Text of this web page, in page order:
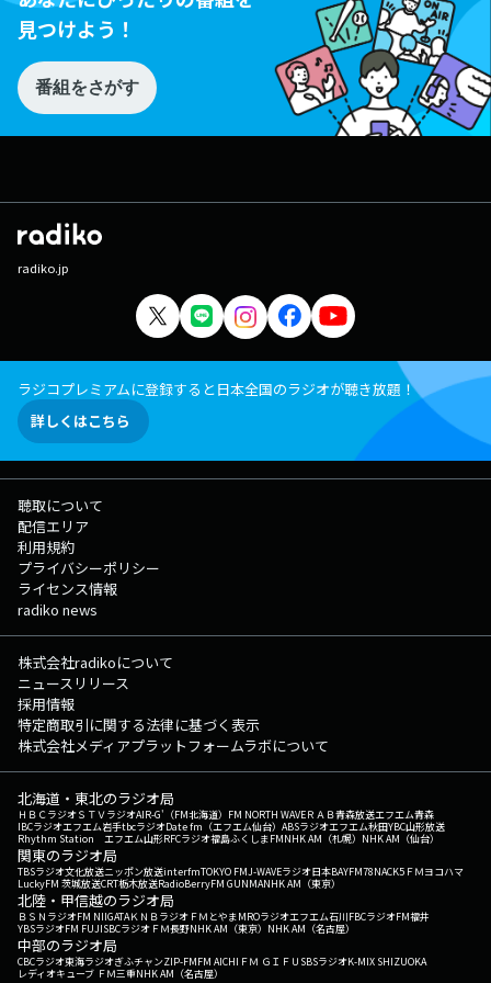
見つけよう！
番組をさがす
radiko.jp
ラジコプレミアムに登録すると日本全国のラジオが聴き放題！
詳しくはこちら
聴取について
配信エリア
利用規約
プライバシーポリシー
ライセンス情報
radiko news
株式会社radikoについて
ニュースリリース
採用情報
特定商取引に関する法律に基づく表示
株式会社メディアプラットフォームラボについて
北海道・東北のラジオ局
ＨＢＣラジオＳＴＶラジオAIR-G'（FM北海道） FM NORTH WAVEＲＡＢ青森放送エフエム青森
IBCラジオエフエム岩手tbcラジオDate fm（エフエム仙台） ABSラジオエフエム秋田YBC山形放送
Rhythm Station エフエム山形RFCラジオ福島ふくしまFMNHK AM（札幌） NHK AM（仙台）
関東のラジオ局
TBSラジオ文化放送ニッポン放送interfmTOKYO FMJ-WAVEラジオ日本BAYFM78NACK5 ＦＭヨコハマ
LuckyFM 茨城放送CRT栃木放送RadioBerryFM GUNMANHK AM（東京）
北陸・甲信越のラジオ局
ＢＳＮラジオFM NIIGATAＫＮＢラジオ ＦＭとやまMROラジオエフエム石川FBCラジオFM福井
YBSラジオFM FUJISBCラジオ ＦＭ長野NHK AM（東京） NHK AM（名古屋）
中部のラジオ局
CBCラジオ東海ラジオぎふチャンZIP-FMFM AICHI ＦＭ ＧＩＦＵ SBSラジオK-MIX SHIZUOKA
レディオキューブ ＦＭ三重NHK AM（名古屋）